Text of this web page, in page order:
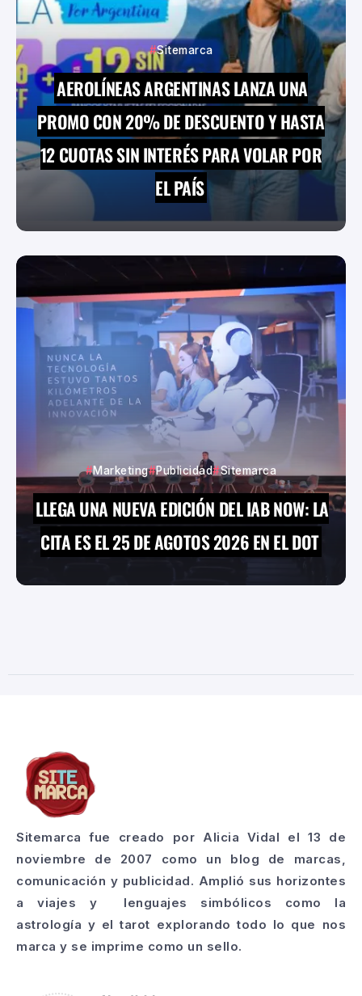
Sitemarca
AEROLÍNEAS ARGENTINAS LANZA UNA
PROMO CON 20% DE DESCUENTO Y HASTA
12 CUOTAS SIN INTERÉS PARA VOLAR POR
EL PAÍS
Marketing Publicidad Sitemarca
LLEGA UNA NUEVA EDICIÓN DEL IAB NOW: LA
CITA ES EL 25 DE AGOTOS 2026 EN EL DOT
Sitemarca fue creado por Alicia Vidal el 13 de
noviembre de 2007 como un blog de marcas,
comunicación y publicidad. Amplió sus horizontes
a viajes y lenguajes simbólicos como la
astrología y el tarot explorando todo lo que nos
marca y se imprime como un sello.